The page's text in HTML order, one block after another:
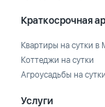
Краткосрочная
Квартиры на сутки в
Коттеджи на сутки
Агроусадьбы на сутки
Услуги